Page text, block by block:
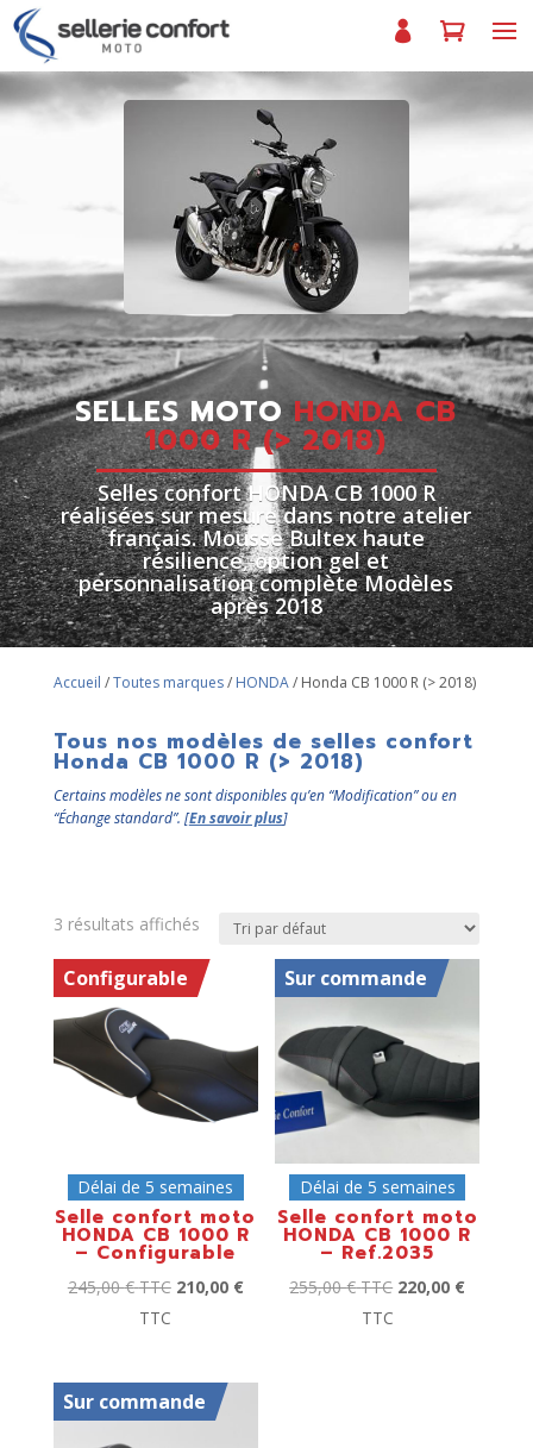
SELLES MOTO HONDA CB
1000 R (> 2018)
Selles confort HONDA CB 1000 R
réalisées sur mesure dans notre atelier
français. Mousse Bultex haute
résilience, option gel et
personnalisation complète Modèles
après 2018
Accueil /Toutes marques/ HONDA/ Honda CB 1000 R (> 2018)
Tous nos modèles de selles confort
Honda CB 1000 R (> 2018)
Certains modèles ne sont disponibles qu’en “Modification” ou en
“Échange standard”. [En savoir plus]
3 résultats affichés
Configurable
Délai de 5 semaines
Selle confort moto
HONDA CB 1000 R
– Configurable
245,00€ TTC 210,00 €
TTC
Sur commande
Délai de 5 semaines
Selle confort moto
HONDA CB 1000 R
– Ref.2035
255,00€ TTC 220,00 €
TTC
Sur commande